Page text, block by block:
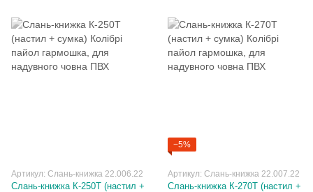
Артикул: Слань-книжка 22.006.22
Слань-книжка К-250T (настил +
−5%
Артикул: Слань-книжка 22.007.22
Слань-книжка К-270T (настил +